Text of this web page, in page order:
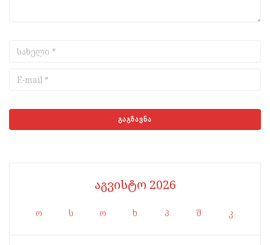
აგვისტო 2026
ო ს ო ხ პ შ კ